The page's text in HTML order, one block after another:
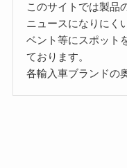
このサイトでは製品
ニュースになりにく
ベント等にスポット
ております。
各輸入車ブランドの